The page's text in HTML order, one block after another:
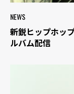
NEWS
新鋭ヒップホッ
ルバム配信